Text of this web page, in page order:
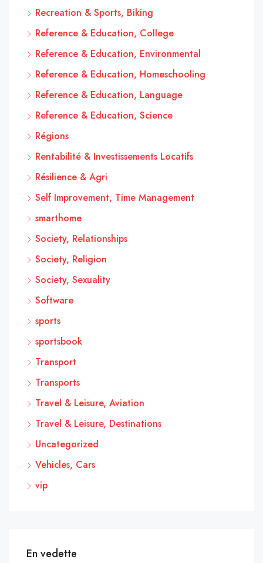
Recreation & Sports, Biking
Reference & Education, College
Reference & Education, Environmental
Reference & Education, Homeschooling
Reference & Education, Language
Reference & Education, Science
Régions
Rentabilité & Investissements Locatifs
Résilience & Agri
Self Improvement, Time Management
smarthome
Society, Relationships
Society, Religion
Society, Sexuality
Software
sports
sportsbook
Transport
Transports
Travel & Leisure, Aviation
Travel & Leisure, Destinations
Uncategorized
Vehicles, Cars
vip
En vedette